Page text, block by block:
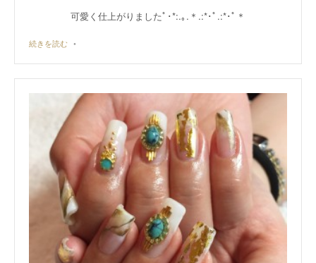
可愛く仕上がりましたﾟ･*:.｡.＊.:*･ﾟ.:*･ﾟ＊
続きを読む •